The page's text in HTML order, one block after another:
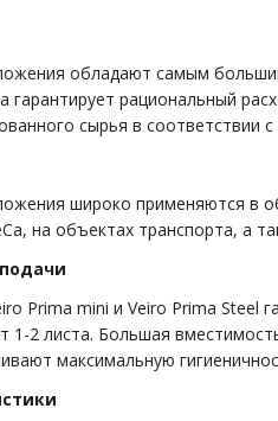
обладают самым
рациональный
сырья в
широко применяются в
на объектах транспорта, а
Prima mini и Veiro Prima
1-2 листа. Большая
максимальную